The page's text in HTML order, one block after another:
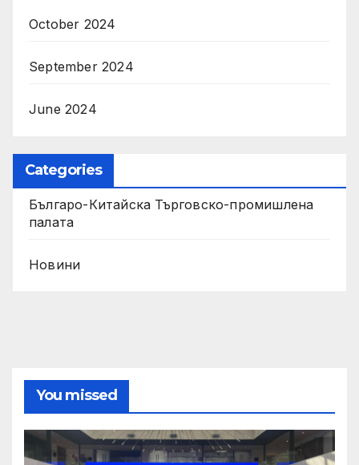
October 2024
September 2024
June 2024
Categories
Българо-Китайска Търговско-промишлена
палaта
Новини
You missed